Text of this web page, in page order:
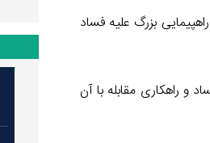
یک راهپیمایی بزرگ علیه فساد
درباره انواع مختلف فساد و راهکاری مقابله با آن